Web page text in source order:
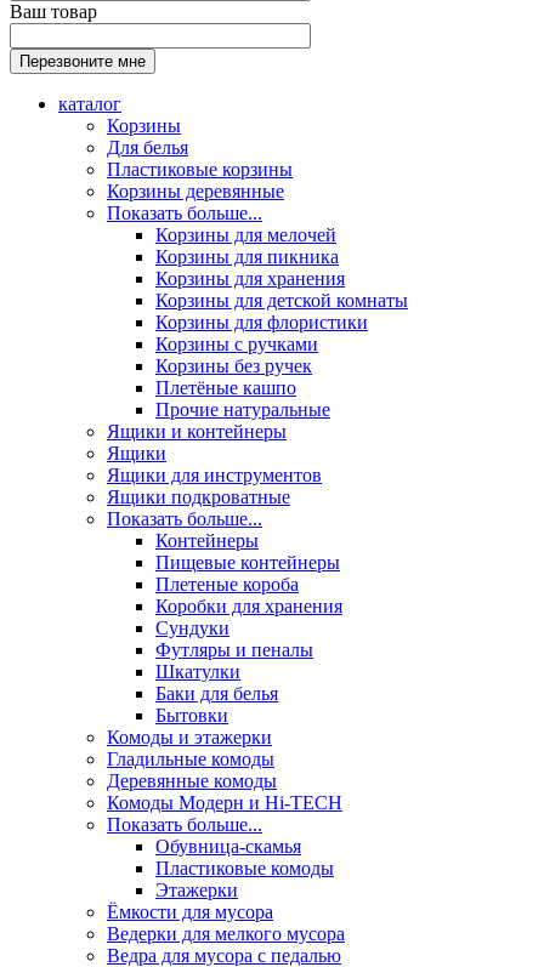
Ваш товар
каталог
Корзины
Для белья
Пластиковые корзины
Корзины деревянные
Показать больше...
Корзины для мелочей
Корзины для пикника
Корзины для хранения
Корзины для детской комнаты
Корзины для флористики
Корзины с ручками
Корзины без ручек
Плетёные кашпо
Прочие натуральные
Ящики и контейнеры
Ящики
Ящики для инструментов
Ящики подкроватные
Показать больше...
Контейнеры
Пищевые контейнеры
Плетеные короба
Коробки для хранения
Сундуки
Футляры и пеналы
Шкатулки
Баки для белья
Бытовки
Комоды и этажерки
Гладильные комоды
Деревянные комоды
Комоды Модерн и Hi-TECH
Показать больше...
Обувница-скамья
Пластиковые комоды
Этажерки
Ёмкости для мусора
Ведерки для мелкого мусора
Ведра для мусора с педалью